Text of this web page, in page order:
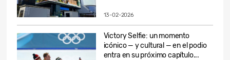
13-02-2026
Victory Selfie: un momento
icónico — y cultural — en el podio
entra en su próximo capítulo...